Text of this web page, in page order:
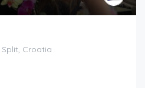
Croatia